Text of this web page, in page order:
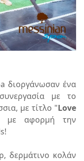
διοργάνωσαν ένα
με το
με τίτλο "Love
με αφορμή την
δερμάτινο κολάν